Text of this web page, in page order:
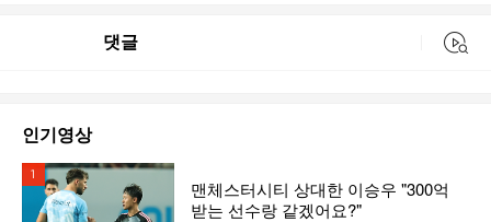
댓글
인기영상
맨체스터시티 상대한 이승우 "300억
받는 선수랑 같겠어요?"